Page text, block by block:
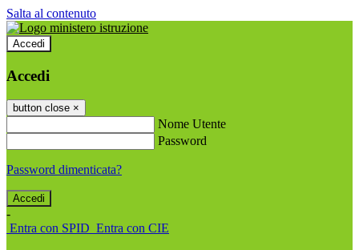
Salta al contenuto
Accedi
Accedi
button close ×
Nome Utente
Password
Password dimenticata?
-
Entra con SPID Entra con CIE